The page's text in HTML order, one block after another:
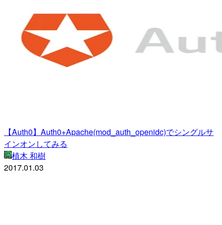
【Auth0】Auth0+Apache(mod_auth_openidc)でシングルサ
インオンしてみる
植木 和樹
2017.01.03